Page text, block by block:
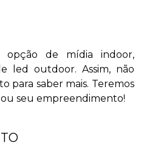
opção de mídia indoor,
led outdoor. Assim, não
para saber mais. Teremos
seu empreendimento!